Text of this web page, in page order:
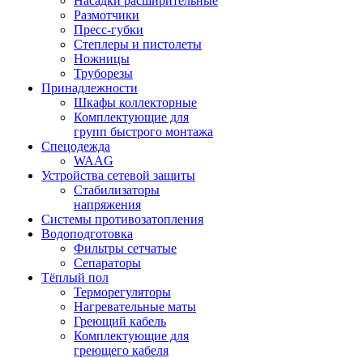
Размотчики
Пресс-губки
Степлеры и пистолеты
Ножницы
Труборезы
Принадлежности
Шкафы коллекторные
Комплектующие для
групп быстрого монтажа
Спецодежда
WAAG
Устройства сетевой защиты
Стабилизаторы
напряжения
Системы противозатопления
Водоподготовка
Фильтры сетчатые
Сепараторы
Тёплый пол
Терморегуляторы
Нагревательные маты
Греющий кабель
Комплектующие для
греющего кабеля